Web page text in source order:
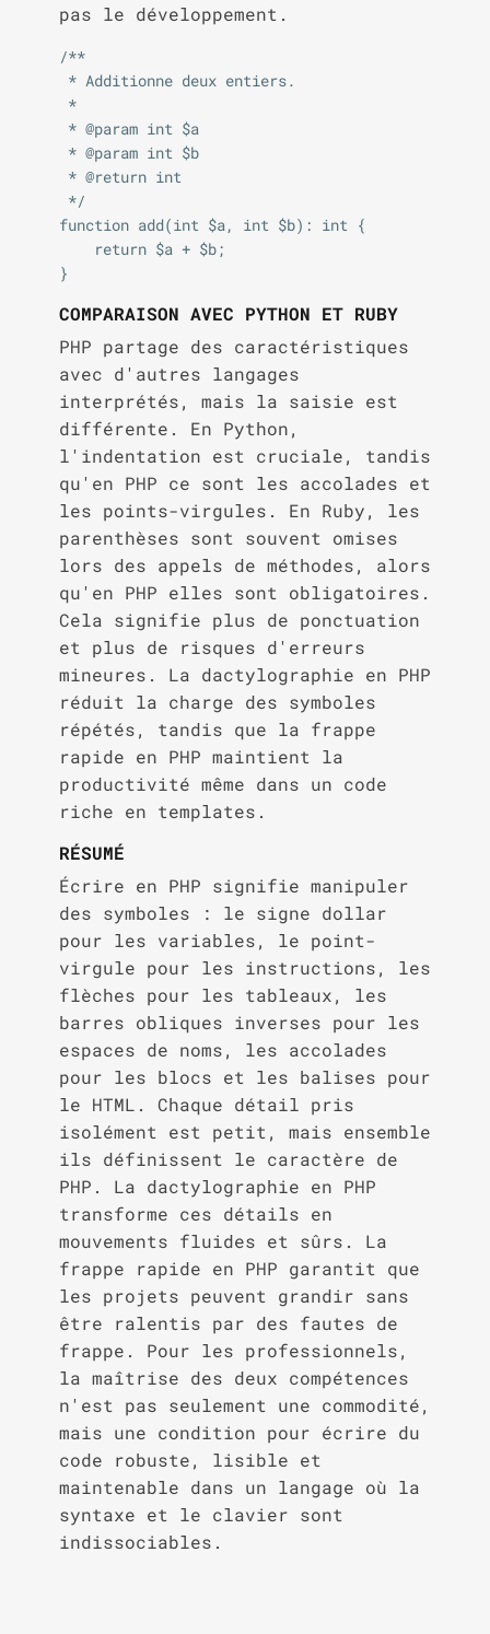
pas le développement.
/**
function add(int $a, int $b): int {
COMPARAISON AVEC PYTHON ET RUBY
PHP partage des caractéristiques
avec d'autres langages
interprétés, mais la saisie est
différente. En Python,
l'indentation est cruciale, tandis
qu'en PHP ce sont les accolades et
les points-virgules. En Ruby, les
parenthèses sont souvent omises
lors des appels de méthodes, alors
qu'en PHP elles sont obligatoires.
Cela signifie plus de ponctuation
et plus de risques d'erreurs
mineures. La dactylographie en PHP
réduit la charge des symboles
répétés, tandis que la frappe
rapide en PHP maintient la
productivité même dans un code
riche en templates.
RÉSUMÉ
Écrire en PHP signifie manipuler
des symboles : le signe dollar
pour les variables, le point-
virgule pour les instructions, les
flèches pour les tableaux, les
barres obliques inverses pour les
espaces de noms, les accolades
pour les blocs et les balises pour
le HTML. Chaque détail pris
isolément est petit, mais ensemble
ils définissent le caractère de
PHP. La dactylographie en PHP
transforme ces détails en
mouvements fluides et sûrs. La
frappe rapide en PHP garantit que
les projets peuvent grandir sans
être ralentis par des fautes de
frappe. Pour les professionnels,
la maîtrise des deux compétences
n'est pas seulement une commodité,
mais une condition pour écrire du
code robuste, lisible et
maintenable dans un langage où la
syntaxe et le clavier sont
indissociables.